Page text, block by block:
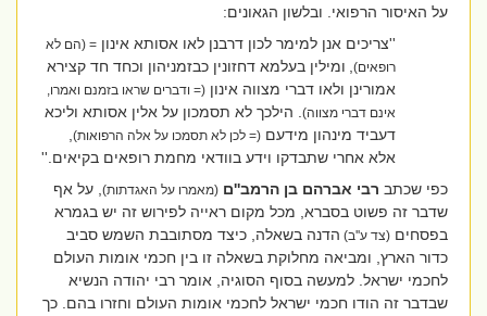
על האיסור הרפואי. ובלשון הגאונים:
''צריכים אנן למימר לכון דרבנן לאו אסותא אינון= (הם לא
רופאים),ומילין בעלמא דחזונין כבזמניהון וכחד חד קצירא
אמורינן ולאו דברי מצווה אינון(= ודברים שראו בזמנם ואמרו,
אינם דברי מצווה). הילכך לא תסמכון על אלין אסותא וליכא
דעביד מינהון מידעם(= לכן לא תסמכו על אלה הרפואות),
אלא אחרי שתבדקו וידע בוודאי מחמת רופאים בקיאים.''
כפי שכתברבי אברהם בן הרמב''ם (מאמרו על האגדתות), על אף
שדבר זה פשוט בסברא, מכל מקום ראייה לפירוש זה יש בגמרא
בפסחים(צד ע''ב)הדנה בשאלה, כיצד מסתובבת השמש סביב
כדור הארץ, ומביאה מחלוקת בשאלה זו בין חכמי אומות העולם
לחכמי ישראל. למעשה בסוף הסוגיה, אומר רבי יהודה הנשיא
שבדבר זה הודו חכמי ישראל לחכמי אומות העולם וחזרו בהם. כך